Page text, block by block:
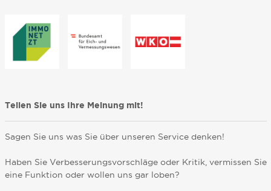
Teilen Sie uns Ihre Meinung mit!
Sagen Sie uns was Sie über unseren Service denken!
Haben Sie Verbesserungsvorschläge oder Kritik, vermissen Sie
eine Funktion oder wollen uns gar loben?